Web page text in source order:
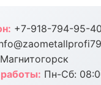
+7-918-794-95-40
Магнитогорск
Пн-Сб: